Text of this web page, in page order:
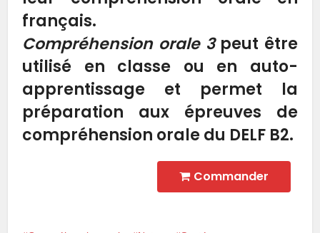
français.
Compréhension orale 3 peut être
utilisé en classe ou en auto-
apprentissage et permet la
préparation aux épreuves de
compréhension orale du DELF B2.
Commander